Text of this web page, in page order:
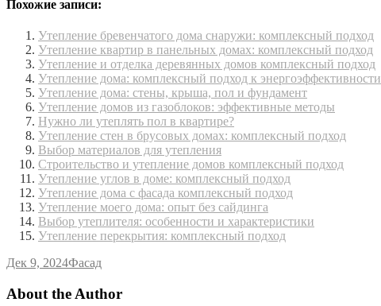
Похожие записи:
Утепление бревенчатого дома снаружи: комплексный подход
Утепление квартир в панельных домах: комплексный подход
Утепление и отделка деревянных домов комплексный подход
Утепление дома: комплексный подход к энергоэффективности
Утепление дома: стены, крыша, пол и фундамент
Утепление домов из газоблоков: эффективные методы
Нужно ли утеплять пол в квартире?
Утепление стен в брусовых домах: комплексный подход
Выбор материалов для утепления
Строительство и утепление домов комплексный подход
Утепление углов в доме: комплексный подход
Утепление дома с фасада комплексный подход
Утепление моего дома: опыт без сайдинга
Выбор утеплителя: особенности и характеристики
Утепление перекрытия: комплексный подход
Дек 9, 2024Фасад
About the Author